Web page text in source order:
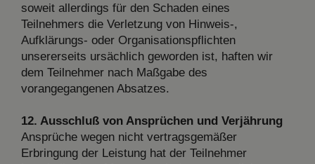
soweit allerdings für den Schaden eines
Teilnehmers die Verletzung von Hinweis-,
Aufklärungs- oder Organisationspflichten
unsererseits ursächlich geworden ist, haften wir
dem Teilnehmer nach Maßgabe des
vorangegangenen Absatzes.
12. Ausschluß von Ansprüchen und Verjährung
Ansprüche wegen nicht vertragsgemäßer
Erbringung der Leistung hat der Teilnehmer